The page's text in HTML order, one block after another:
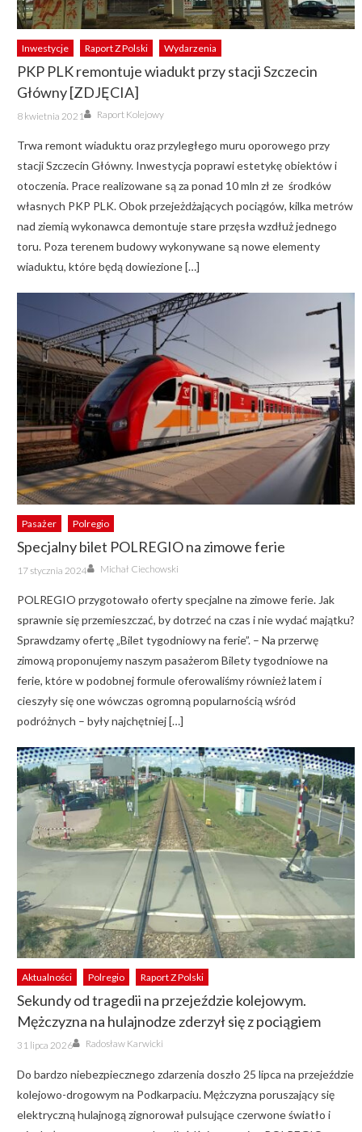
Inwestycje Raport Z Polski Wydarzenia
PKP PLK remontuje wiadukt przy stacji Szczecin
Główny [ZDJĘCIA]
Posted
on
8 kwietnia 2021 Author
Raport Kolejowy
Trwa remont wiaduktu oraz przyległego muru oporowego przy
stacji Szczecin Główny. Inwestycja poprawi estetykę obiektów i
otoczenia. Prace realizowane są za ponad 10 mln zł ze środków
własnych PKP PLK. Obok przejeżdżających pociągów, kilka metrów
nad ziemią wykonawca demontuje stare przęsła wzdłuż jednego
toru. Poza terenem budowy wykonywane są nowe elementy
wiaduktu, które będą dowiezione […]
Pasażer Polregio
Specjalny bilet POLREGIO na zimowe ferie
Posted
on
17 stycznia 2024 Author
Michał Ciechowski
POLREGIO przygotowało oferty specjalne na zimowe ferie. Jak
sprawnie się przemieszczać, by dotrzeć na czas i nie wydać majątku?
Sprawdzamy ofertę „Bilet tygodniowy na ferie”. – Na przerwę
zimową proponujemy naszym pasażerom Bilety tygodniowe na
ferie, które w podobnej formule oferowaliśmy również latem i
cieszyły się one wówczas ogromną popularnością wśród
podróżnych – były najchętniej […]
Aktualności Polregio Raport Z Polski
Sekundy od tragedii na przejeździe kolejowym.
Mężczyzna na hulajnodze zderzył się z pociągiem
Posted
on
31 lipca 2026 Author
Radosław Karwicki
Do bardzo niebezpiecznego zdarzenia doszło 25 lipca na przejeździe
kolejowo-drogowym na Podkarpaciu. Mężczyzna poruszający się
elektryczną hulajnogą zignorował pulsujące czerwone światło i